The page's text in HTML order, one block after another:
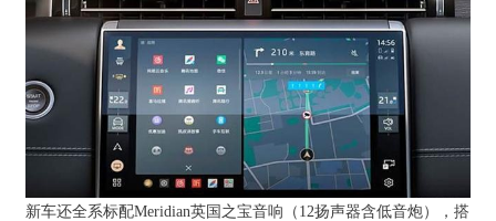
新车还全系标配Meridian英国之宝音响（12扬声器含低音炮），搭